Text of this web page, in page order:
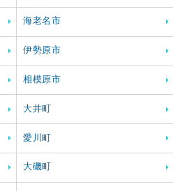
海老名市
伊勢原市
相模原市
大井町
愛川町
大磯町